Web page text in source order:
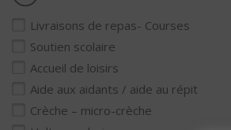
Livraisons de repas- Courses
Soutien scolaire
Accueil de loisirs
Aide aux aidants / aide au répit
Crèche – micro-crèche